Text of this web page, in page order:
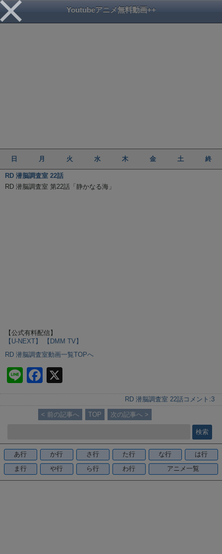
Youtubeアニメ無料動画++
日 月 火 水 木 金 土 終
RD 潜脳調査室 22話
RD 潜脳調査室 第22話「静かなる海」
【公式有料配信】
【U-NEXT】
【DMM TV】
RD 潜脳調査室動画一覧TOPへ
Li
n
e
F
a
c
e
o
o
k
RD 潜脳調査室 22話 コメント:3
< 前の記事へ TOP 次の記事へ >
あ行 か行 さ行 た行 な行
は行
ま行
や行 ら行 わ行 アニメ一覧